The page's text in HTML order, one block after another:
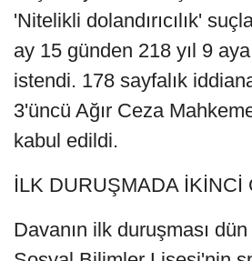
'Nitelikli dolandırıcılık'
ay 15 günden 218 yıl 9
istendi. 178 sayfalık
3'üncü Ağır Ceza
kabul edildi.
İLK DURUŞMADA İKİNCİ
Davanın ilk duruşması